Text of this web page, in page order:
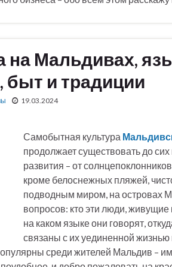
на Мальдивах,
быт и традиции
19.03.2024
Самобытная культура
продолжает существовать до
развития – от
кроме белоснежных пляжей,
подводным миром, на островах
вопросов: кто эти люди,
на каком языке они говорят,
связаны с их уединенной
среди жителей Мальдив –